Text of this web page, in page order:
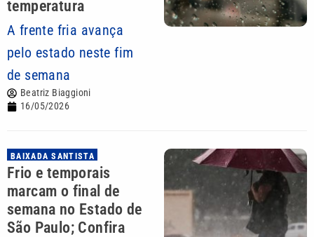
temperatura
A frente fria avança
pelo estado neste fim
de semana
Beatriz Biaggioni
16/05/2026
BAIXADA SANTISTA
Frio e temporais
marcam o final de
semana no Estado de
São Paulo; Confira